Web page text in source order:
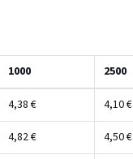
1000 2500
4,38 € 4,10 €
4,82 € 4,50 €